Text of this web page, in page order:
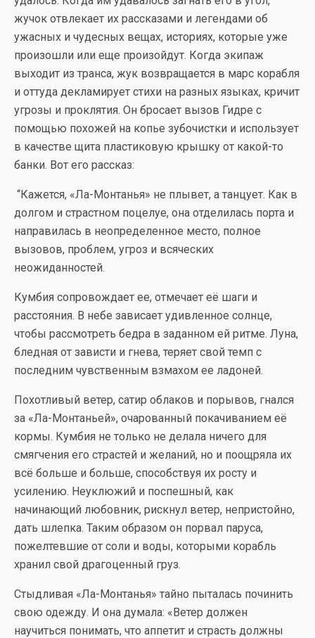
жучок отвлекает их рассказами и легендами об
ужасных и чудесных вещах, историях, которые уже
произошли или еще произойдут. Когда экипаж
выходит из транса, жук возвращается в марс корабля
и оттуда декламирует стихи на разных языках, кричит
угрозы и проклятия. Он бросает вызов Гидре с
помощью похожей на копье зубочистки и использует
в качестве щита пластиковую крышку от какой-то
банки. Вот его рассказ:
“Кажется, «Ла-Монтанья» не плывет, а танцует. Как в
долгом и страстном поцелуе, она отделилась порта и
направилась в неопределенное место, полное
вызовов, проблем, угроз и всяческих
неожиданностей.
Кумбия сопровождает еe, отмечает её шаги и
расстояния. В небе зависает удивленное солнце,
чтобы рассмотреть бедра в заданном ей ритме. Луна,
бледная от зависти и гнева, теряет свой темп с
последним чувственным взмахом ее ладоней.
Похотливый ветер, сатир облаков и порывов, гнался
за «Ла-Монтаньей», очарованный покачиванием её
кормы. Кумбия не только не делала ничего для
смягчения его страстей и желаний, но и поощряла их
всё больше и больше, способствуя их росту и
усилению. Неуклюжий и поспешный, как
начинающий любовник, рискнул ветер, непристойно,
дать шлепка. Таким образом он порвал паруса,
пожелтевшие от соли и воды, которыми корабль
хранил свой драгоценный груз.
Стыдливая «Ла-Монтанья» тайно пыталась починить
свою одежду. И она думала: «Ветер должен
научиться понимать, что аппетит и страсть должны